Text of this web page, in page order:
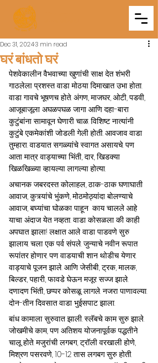
घरं बांधतो घरं
Dec 31, 20243 min read
पेशवेकालीन वैभवाच्या खुणांची साक्ष देत शंभरी
गाठलेला प्रशस्त वाडा मोठया दिमाखात उभा होता.
वाडा गावचे भूषणच होते. अंगण, माजघर, ओटी, पडवी,
आजूबाजूला अघळपघळ जागा आणि दहा-बारा
कुटुंबांना सामावून घेणारी चाळ. विशिष्ट नात्यांनी
कुटुंबे एकमेकांशी जोडली गेली होती. आवजाव वाडा
तुम्हारा. वाडयात सगळ्यांचे स्वागत असायचे. पण
आता मात्र वाड्याच्या भिंती, दार, खिडक्या
खिळखिळ्या व्हायल्या लागल्या होत्या.
अचानक जबरदस्त कोलाहल, ठाक-ठाक घणाघाती
आवाज, कुत्र्यांचे भुंकणे, मोठमोठ्यांदा बोलण्याचे
आवाज, बघ्यांचा घोळका पाहून  काय चालले आहे
याचा अंदाज येत नव्हता. वाडा कोसळला की काही
अपघात झाला! लक्षात आले वाडा पाडवणे सुरु
झालाय. चला एक पर्व संपले. जुन्याचे नवीन रूपात
रूपांतर होणार. पण वाडयाची शान थोडीच येणार.
वाड्याचे पूजन झाले. आणि जेसीबी, ट्रक, मालक,
बिल्डर, पहारी, फावडे घेऊन मजूर सज्ज झाले.
दणादण भिंती, छप्पर कोसळू लागले. नजरा पाणावल्या.
दोन-तीन दिवसात वाडा भुईसपाट झाला.
बांध कामाला सुरुवात झाली. स्लॅबचे काम सुरु झाले.
जोखमीचे काम, पण अतिशय योजनापूर्वक पद्धतीने
चालू होते. मजुरांची लगबग, ट्रॉली वरखाली होणे,
मिश्रण पसरवणे, 10-12 तास लगबग सुरु होती.